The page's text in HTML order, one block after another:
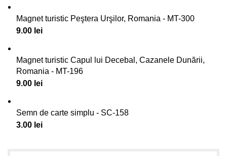
Magnet turistic Peştera Urşilor, Romania - MT-300
9.00 lei
Magnet turistic Capul lui Decebal, Cazanele Dunării,
Romania - MT-196
9.00 lei
Semn de carte simplu - SC-158
3.00 lei